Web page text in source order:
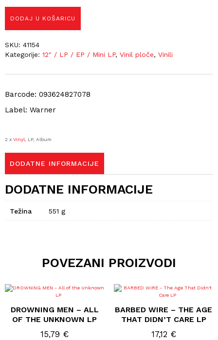
Barcode: 093624827078
Label: Warner
2 x Vinyl , LP, Album
DODAJ U KOŠARICU
SKU: 41154
Kategorije: 12" / LP / EP / Mini LP, Vinil ploče, Vinili
DODATNE INFORMACIJE
DODATNE INFORMACIJE
Težina 551 g
POVEZANI PROIZVODI
DROWNING MEN – ALL
OF THE UNKNOWN LP
15,79 €
BARBED WIRE – THE AGE
THAT DIDN’T CARE LP
17,12 €